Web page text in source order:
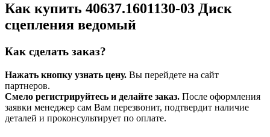
Как купить 40637.1601130-03 Диск
сцепления ведомый
Как сделать заказ?
Нажать кнопку узнать цену. Вы перейдете на сайт
партнеров.
Смело регистрируйтесь и делайте заказ. После оформления
заявки менеджер сам Вам перезвонит, подтвердит наличие
деталей и проконсультирует по оплате.